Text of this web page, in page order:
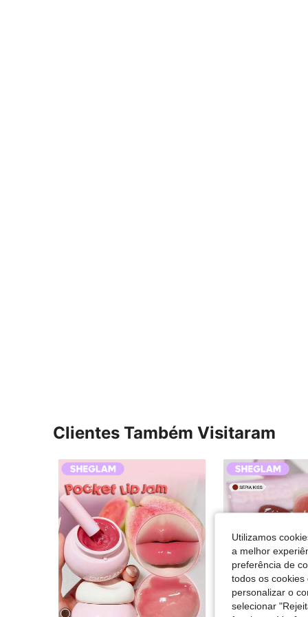
Clientes Também Visitaram
Utilizamos
a melhor
preferência de
todos os
personalizar o
selecionar